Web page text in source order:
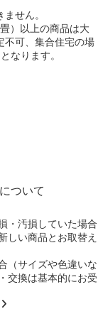
せん。
）以上の商品は大
不可 、集合住宅の場
なります。
ついて
・汚損していた場合
しい商品とお取替え
（サイズや色違いな
交換は基本的にお受